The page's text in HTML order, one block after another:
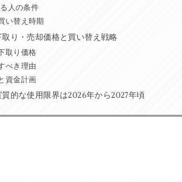
人の条件
い替え時期
り・売却価格と買い替え戦略
取り価格
べき理由
資金計画
的な使用限界は2026年から2027年頃